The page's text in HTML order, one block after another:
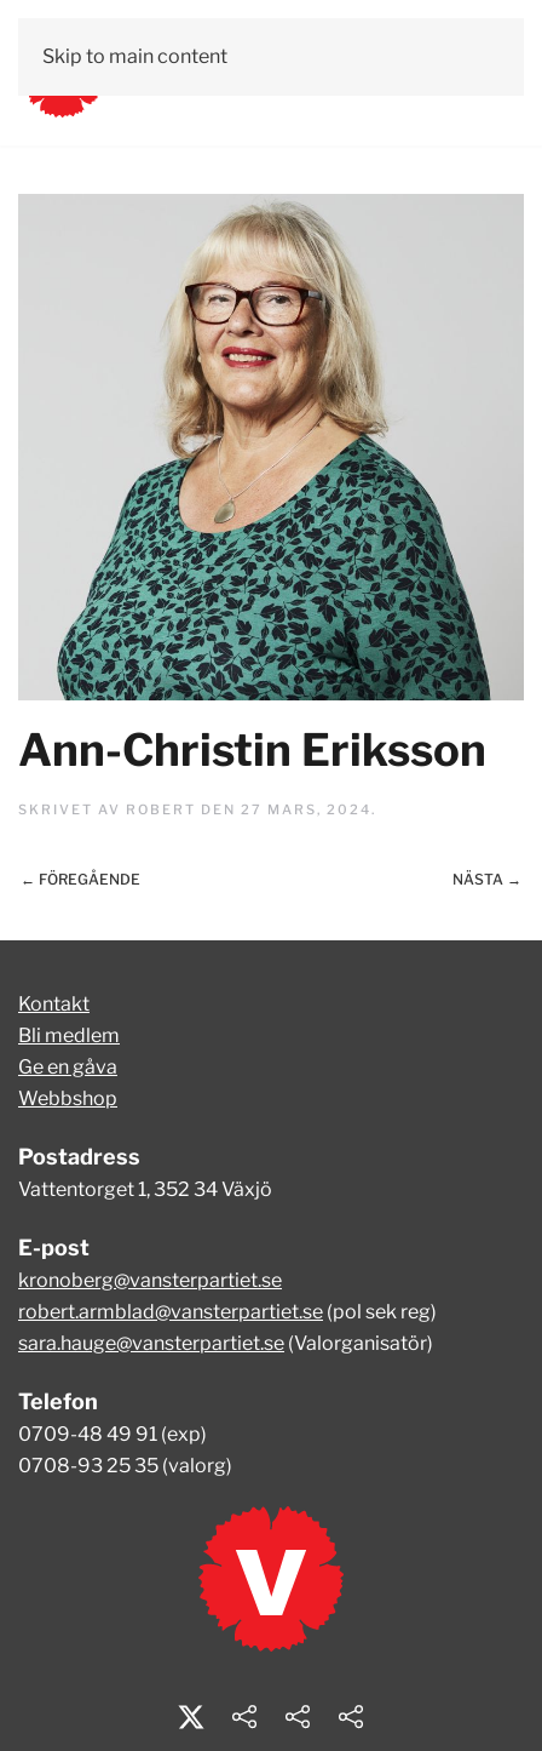
Skip to main content
Ann-Christin Eriksson
SKRIVET AV ROBERT DEN 27 MARS, 2024.
← FÖREGÅENDE NÄSTA →
Kontakt
Bli medlem
Ge en gåva
Webbshop
Postadress
Vattentorget 1, 352 34 Växjö
E-post
kronoberg@vansterpartiet.se
robert.armblad@vansterpartiet.se (pol sek reg)
sara.hauge@vansterpartiet.se (Valorganisatör)
Telefon
0709-48 49 91 (exp)
0708-93 25 35 (valorg)